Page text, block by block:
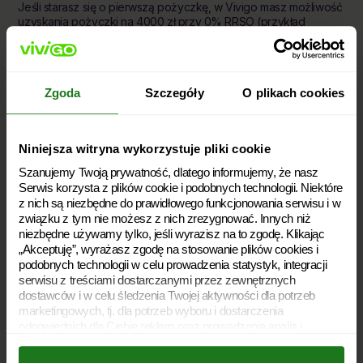
Zgoda Szczegóły O plikach cookies
Niniejsza witryna wykorzystuje pliki cookie
Szanujemy Twoją prywatność, dlatego informujemy, że nasz
Serwis korzysta z plików cookie i podobnych technologii. Niektóre
z nich są niezbędne do prawidłowego funkcjonowania serwisu i w
związku z tym nie możesz z nich zrezygnować. Innych niż
niezbędne używamy tylko, jeśli wyrazisz na to zgodę. Klikając
„Akceptuję”, wyrażasz zgodę na stosowanie plików cookies i
podobnych technologii w celu prowadzenia statystyk, integracji
serwisu z treściami dostarczanymi przez zewnętrznych
dostawców i w celu śledzenia Twojej aktywności dla potrzeb
marketingowych, tj. dla potrzeb wyboru i dostarczenia
Jeśli starasz się o pierwszą pożyczkę, w Vivigo masz możliwość
uzyskania pożyczki na 4000 zł przy 0% RRSO (przykład
reprezentatywny na końcu artykułu, na dole strony). Możesz
więc wziąć darmową pożyczkę weekendową, jeśli wnioskujesz